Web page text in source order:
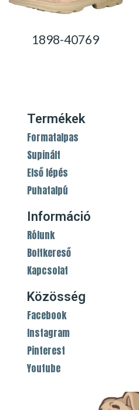
1898-40769
Termékek
Formatalpas
Supinált
Első lépés
Puhatalpú
Információ
Rólunk
Boltkereső
Kapcsolat
Közösség
Facebook
Instagram
Pinterest
Youtube